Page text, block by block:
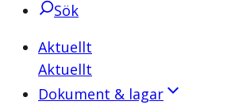
Sök
Aktuellt
Aktuellt
Dokument & lagar